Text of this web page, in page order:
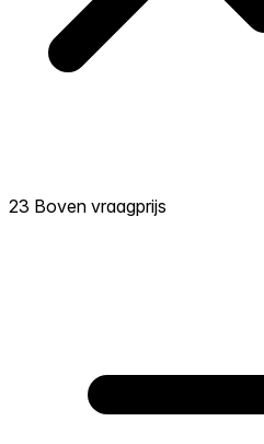
23 Boven vraagprijs